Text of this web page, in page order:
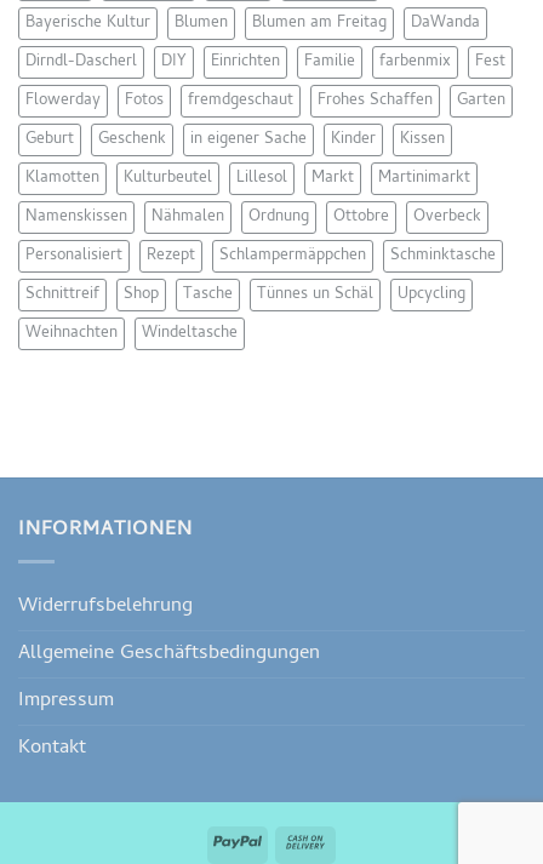
Bayerische Kultur
Blumen Blumen am Freitag
DaWanda
Dirndl-Dascherl
DIY Einrichten Familie farbenmix
Fest
Flowerday
Fotos fremdgeschaut Frohes Schaffen
Garten
Geburt
Geschenk in eigener Sache Kinder
Kissen
Klamotten
Kulturbeutel Lillesol Markt
Martinimarkt
Namenskissen
Nähmalen Ordnung Ottobre
Overbeck
Personalisiert
Rezept Schlampermäppchen
Schminktasche
Schnittreif
Shop Tasche Tünnes un Schäl
Upcycling
Weihnachten
Windeltasche
INFORMATIONEN
Widerrufsbelehrung
Allgemeine Geschäftsbedingungen
Impressum
Kontakt
PayPal